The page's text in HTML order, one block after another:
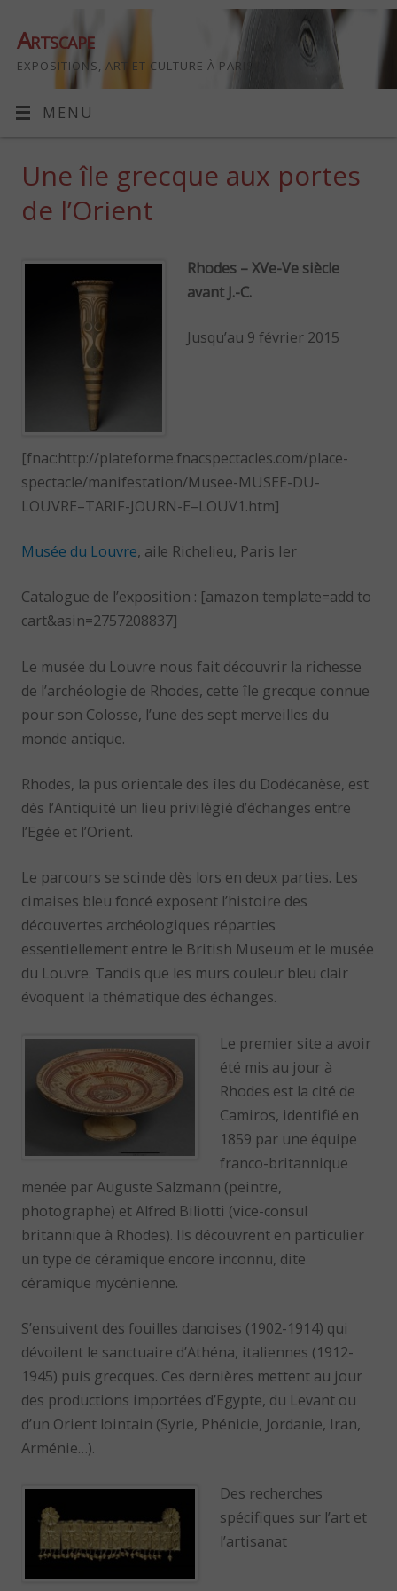
Artscape
EXPOSITIONS, ART ET CULTURE À PARIS
MENU
Une île grecque aux portes
de l’Orient
Rhodes – XVe-Ve siècle
avant J.-C.
Jusqu’au 9 février 2015
[fnac:http://plateforme.fnacspectacles.com/place-
spectacle/manifestation/Musee-MUSEE-DU-
LOUVRE–TARIF-JOURN-E–LOUV1.htm]
Musée du Louvre, aile Richelieu, Paris Ier
Catalogue de l’exposition : [amazon template=add to
cart&asin=2757208837]
Le musée du Louvre nous fait découvrir la richesse
de l’archéologie de Rhodes, cette île grecque connue
pour son Colosse, l’une des sept merveilles du
monde antique.
Rhodes, la pus orientale des îles du Dodécanèse, est
dès l’Antiquité un lieu privilégié d’échanges entre
l’Egée et l’Orient.
Le parcours se scinde dès lors en deux parties. Les
cimaises bleu foncé exposent l’histoire des
découvertes archéologiques réparties
essentiellement entre le British Museum et le musée
du Louvre. Tandis que les murs couleur bleu clair
évoquent la thématique des échanges.
Le premier site a avoir
été mis au jour à
Rhodes est la cité de
Camiros, identifié en
1859 par une équipe
franco-britannique
menée par Auguste Salzmann (peintre,
photographe) et Alfred Biliotti (vice-consul
britannique à Rhodes). Ils découvrent en particulier
un type de céramique encore inconnu, dite
céramique mycénienne.
S’ensuivent des fouilles danoises (1902-1914) qui
dévoilent le sanctuaire d’Athéna, italiennes (1912-
1945) puis grecques. Ces dernières mettent au jour
des productions importées d’Egypte, du Levant ou
d’un Orient lointain (Syrie, Phénicie, Jordanie, Iran,
Arménie…).
Des recherches
spécifiques sur l’art et
l’artisanat